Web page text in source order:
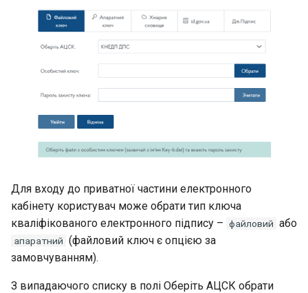
Для входу до приватної частини електронного
кабiнету користувач може обрати тип ключа
кваліфікованого електронного підпису – файловий або
апаратний (файловий ключ є опцiєю за
замовчуванням).
З випадаючого списку в полi Оберiть АЦСК обрати